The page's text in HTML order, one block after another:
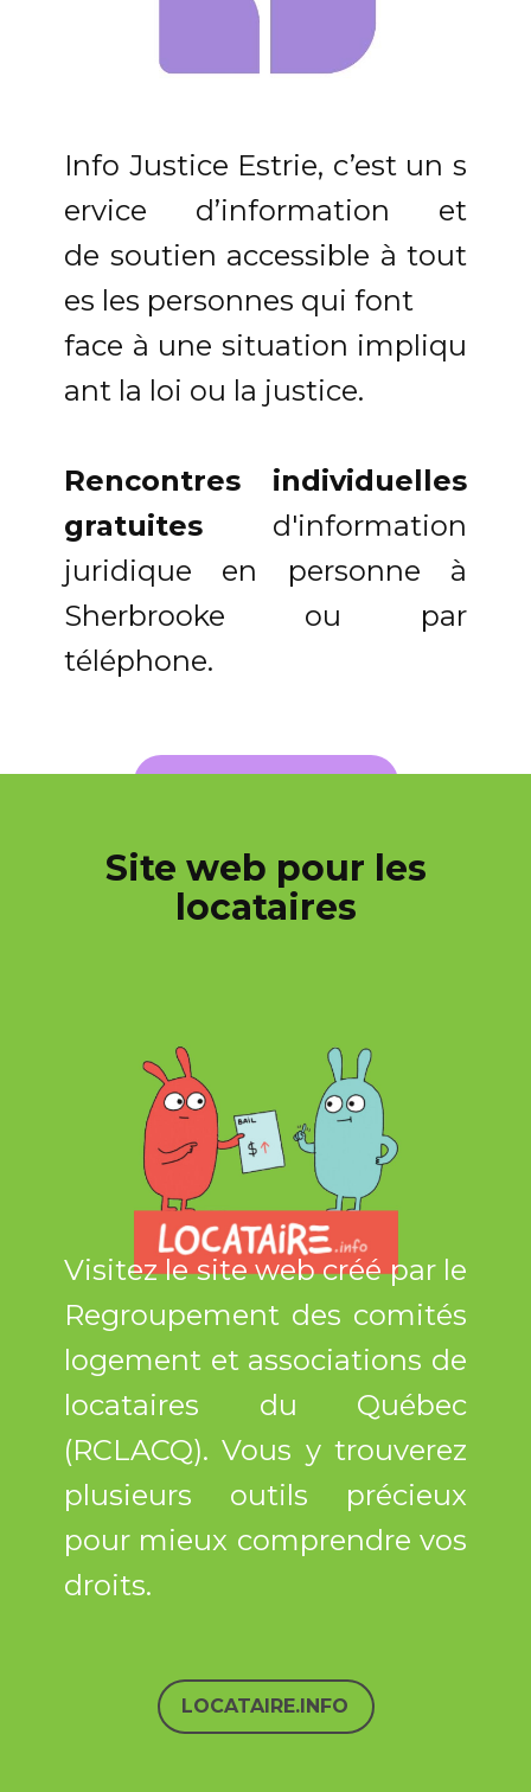
Info Justice Estrie, c’est un s
ervice d’information et
de soutien accessible à tout
es les personnes qui font
face à une situation impliqu
ant la loi ou la justice.
Rencontres individuelles
gratuites d'information
juridique en personne à
Sherbrooke ou par
téléphone.
INFO JUSTICE ESTRIE
Site web pour les
locataires
Visitez le site web créé par le
Regroupement des comités
logement et associations de
locataires du Québec
(RCLACQ). Vous y trouverez
plusieurs outils précieux
pour mieux comprendre vos
droits.
LOCATAIRE.INFO